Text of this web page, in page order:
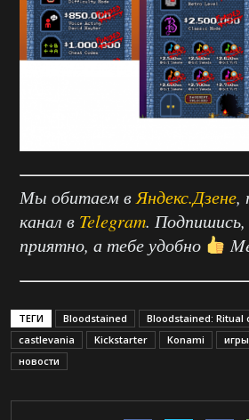
Мы обитаем в Яндекс.Дзене,
канал в Telegram.
приятно, а тебе удобно
ТЕГИ Bloodstained
Bloodstained: Ritual
castlevania
Kickstarter Konami игры
новости